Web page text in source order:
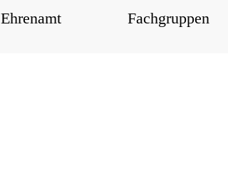
Ehrenamt Fachgruppen